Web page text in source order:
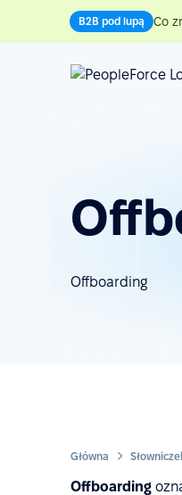
B2B pod lupą Co
Offboarding
Główna
Offboarding